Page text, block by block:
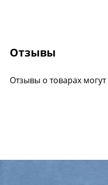
Отзывы
Отзывы о товарах